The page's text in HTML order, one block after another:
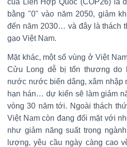
của Liên Hợp Quốc (COP26) là
bằng "0" vào năm 2050, giảm
đến năm 2030… và đây là thách
gạo Việt Nam.
Mặt khác, một số vùng ở Việt
Cửu Long dễ bị tổn thương do
nước nước biển dâng, xâm nhập
hạn hán… dự kiến sẽ làm giảm
vòng 30 năm tới. Ngoài thách
Việt Nam còn đang đối mặt với
như giảm năng suất trong
lượng, yêu cầu ngày càng cao